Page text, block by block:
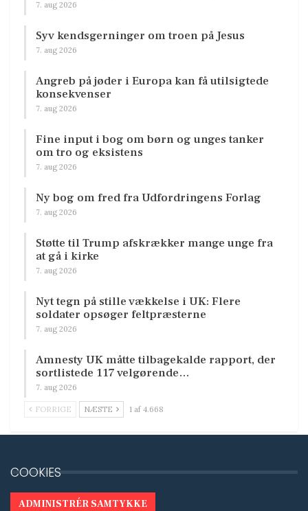
7. aug 2026
Syv kendsgerninger om troen på Jesus
7. aug 2026
Angreb på jøder i Europa kan få utilsigtede
konsekvenser
7. aug 2026
Fine input i bog om børn og unges tanker
om tro og eksistens
7. aug 2026
Ny bog om fred fra Udfordringens Forlag
7. aug 2026
Støtte til Trump afskrækker mange unge fra
at gå i kirke
7. aug 2026
Nyt tegn på stille vækkelse i UK: Flere
soldater opsøger feltpræsterne
7. aug 2026
Amnesty UK måtte tilbagekalde rapport, der
sortlistede 117 velgørende…
7. aug 2026
FORRIGE NÆSTE 1 af 4.668
COOKIES
ADMINISTRÉR SAMTYKKE